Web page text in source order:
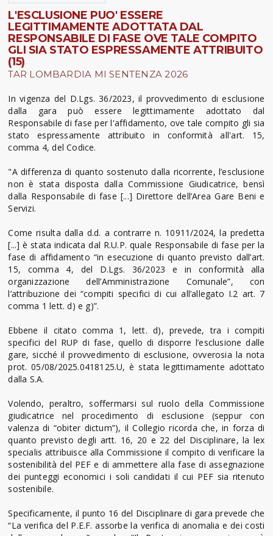
L'ESCLUSIONE PUO' ESSERE
LEGITTIMAMENTE ADOTTATA DAL
RESPONSABILE DI FASE OVE TALE COMPITO
GLI SIA STATO ESPRESSAMENTE ATTRIBUITO
(15)
TAR LOMBARDIA MI SENTENZA 2026
In vigenza del D.Lgs. 36/2023, il provvedimento di esclusione
dalla gara può essere legittimamente adottato dal
Responsabile di fase per l'affidamento, ove tale compito gli sia
stato espressamente attribuito in conformità all'art. 15,
comma 4, del Codice.
"A differenza di quanto sostenuto dalla ricorrente, l’esclusione
non è stata disposta dalla Commissione Giudicatrice, bensì
dalla Responsabile di fase [...] Direttore dell’Area Gare Beni e
Servizi.
Come risulta dalla d.d. a contrarre n. 10911/2024, la predetta
[...] è stata indicata dal R.U.P. quale Responsabile di fase per la
fase di affidamento “in esecuzione di quanto previsto dall’art.
15, comma 4, del D.Lgs. 36/2023 e in conformità alla
organizzazione dell’Amministrazione Comunale”, con
l’attribuzione dei “compiti specifici di cui all’allegato I.2 art. 7
comma 1 lett. d) e g)”.
Ebbene il citato comma 1, lett. d), prevede, tra i compiti
specifici del RUP di fase, quello di disporre l’esclusione dalle
gare, sicché il provvedimento di esclusione, ovverosia la nota
prot. 05/08/2025.0418125.U, è stata legittimamente adottato
dalla S.A.
Volendo, peraltro, soffermarsi sul ruolo della Commissione
giudicatrice nel procedimento di esclusione (seppur con
valenza di “obiter dictum”), il Collegio ricorda che, in forza di
quanto previsto degli artt. 16, 20 e 22 del Disciplinare, la lex
specialis attribuisce alla Commissione il compito di verificare la
sostenibilità del PEF e di ammettere alla fase di assegnazione
dei punteggi economici i soli candidati il cui PEF sia ritenuto
sostenibile.
Specificamente, il punto 16 del Disciplinare di gara prevede che
“La verifica del P.E.F. assorbe la verifica di anomalia e dei costi